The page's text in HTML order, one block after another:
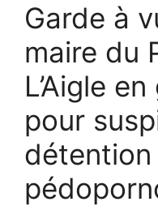
Garde à
maire du
L’Aigle
pour
détention